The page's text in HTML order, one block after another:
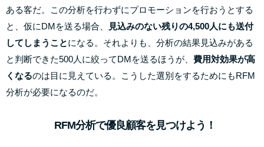
ある客だ。この分析を行わずにプロモーションを行おうとする
と、仮にDMを送る場合、
見込みのない残りの4,500人にも送付
してしまうことになる。それよりも、分析の結果見込みがある
と判断できた500人に絞ってDMを送るほうが、 費用対効果が高
くなるのは目に見えている。こうした選別をするためにもRFM
分析が必要になるのだ。
RFM分析で優良顧客を見つけよう！